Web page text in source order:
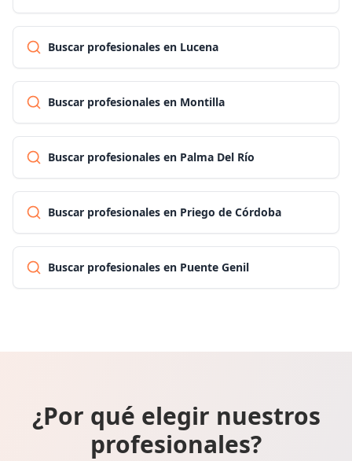
Buscar profesionales en Lucena
Buscar profesionales en Montilla
Buscar profesionales en Palma Del Río
Buscar profesionales en Priego de Córdoba
Buscar profesionales en Puente Genil
¿Por qué elegir nuestros
profesionales?